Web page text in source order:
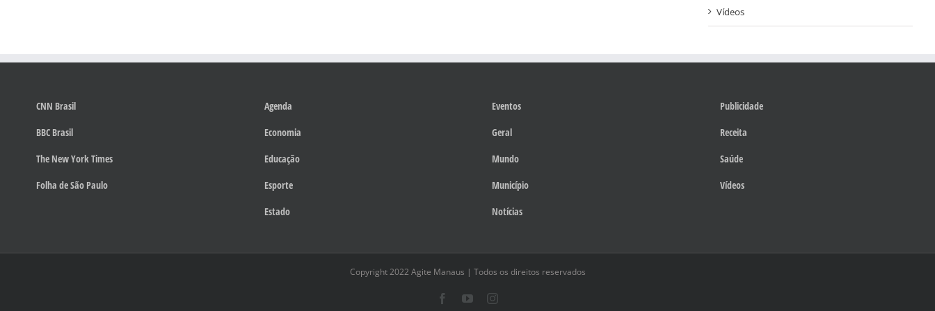
Vídeos
CNN Brasil
BBC Brasil
The New York Times
Folha de São Paulo
Agenda
Economia
Educação
Esporte
Estado
Eventos
Geral
Mundo
Município
Notícias
Publicidade
Receita
Saúde
Vídeos
Copyright 2022 Agite Manaus | Todos os direitos reservados
FacebookYouTubeInstagram